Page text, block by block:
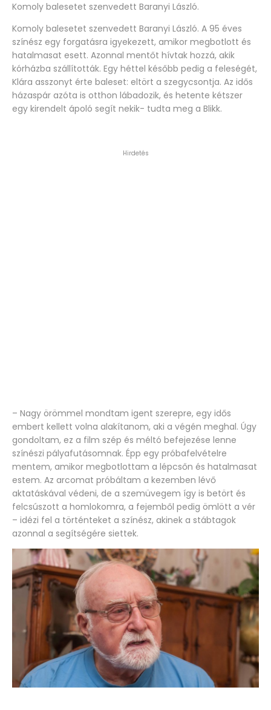
Komoly balesetet szenvedett Baranyi László.
Komoly balesetet szenvedett Baranyi László. A 95 éves
színész egy forgatásra igyekezett, amikor megbotlott és
hatalmasat esett. Azonnal mentőt hívtak hozzá, akik
kórházba szállították. Egy héttel később pedig a feleségét,
Klára asszonyt érte baleset: eltört a szegycsontja. Az idős
házaspár azóta is otthon lábadozik, és hetente kétszer
egy kirendelt ápoló segít nekik- tudta meg a Blikk.
Hirdetés
– Nagy örömmel mondtam igent szerepre, egy idős
embert kellett volna alakítanom, aki a végén meghal. Úgy
gondoltam, ez a film szép és méltó befejezése lenne
színészi pályafutásomnak. Épp egy próbafelvételre
mentem, amikor megbotlottam a lépcsőn és hatalmasat
estem. Az arcomat próbáltam a kezemben lévő
aktatáskával védeni, de a szemüvegem így is betört és
felcsúszott a homlokomra, a fejemből pedig ömlött a vér
– idézi fel a történteket a színész, akinek a stábtagok
azonnal a segítségére siettek.